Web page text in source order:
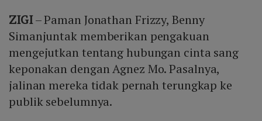
ZIGI– Paman Jonathan Frizzy, Benny
Simanjuntak memberikan pengakuan
mengejutkan tentang hubungan cinta sang
keponakan dengan Agnez Mo. Pasalnya,
jalinan mereka tidak pernah terungkap ke
publik sebelumnya.